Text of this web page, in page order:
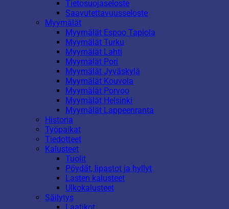
Tietosuojaseloste
Saavutettavuusseloste
Myymälät
Myymälät Espoo Tapiola
Myymälät Turku
Myymälät Lahti
Myymälät Pori
Myymälät Jyväskylä
Myymälät Kouvola
Myymälät Porvoo
Myymälät Helsinki
Myymälät Lappeenranta
Historia
Työpaikat
Tiedotteet
Kalusteet
Tuolit
Pöydät, lipastot ja hyllyt
Lasten kalusteet
Ulkokalusteet
Säilytys
Laatikot